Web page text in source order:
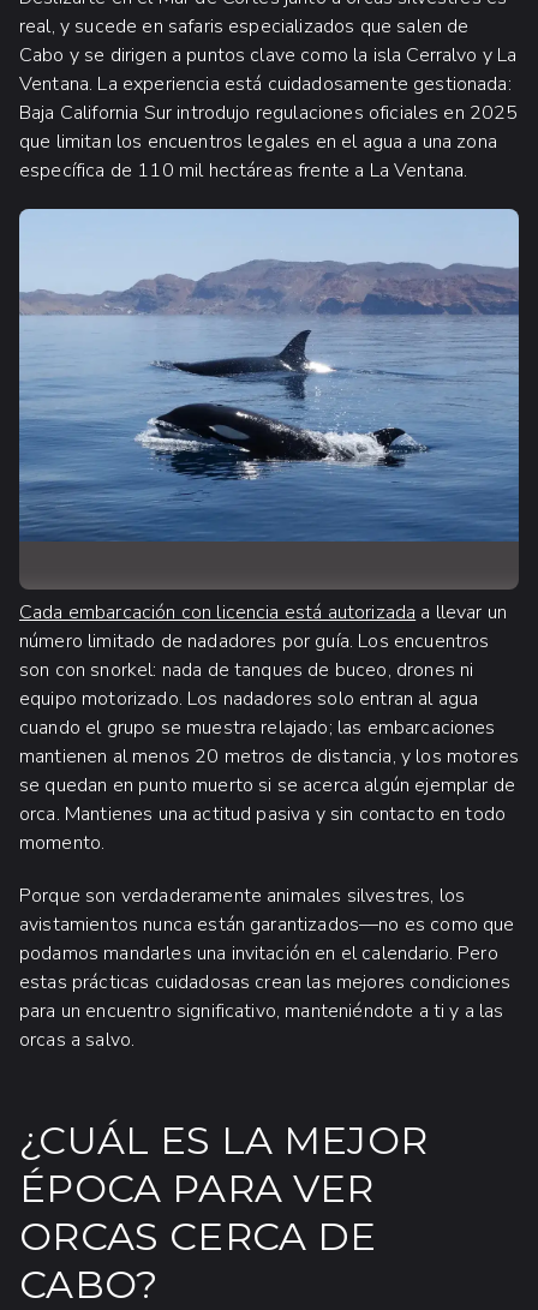
real, y sucede en safaris especializados que salen de
Cabo y se dirigen a puntos clave como la isla Cerralvo y La
Ventana. La experiencia está cuidadosamente gestionada:
Baja California Sur introdujo regulaciones oficiales en 2025
que limitan los encuentros legales en el agua a una zona
específica de 110 mil hectáreas frente a La Ventana.
Cada embarcación con licencia está autorizada a llevar un
número limitado de nadadores por guía. Los encuentros
son con snorkel: nada de tanques de buceo, drones ni
equipo motorizado. Los nadadores solo entran al agua
cuando el grupo se muestra relajado; las embarcaciones
mantienen al menos 20 metros de distancia, y los motores
se quedan en punto muerto si se acerca algún ejemplar de
orca. Mantienes una actitud pasiva y sin contacto en todo
momento.
Porque son verdaderamente animales silvestres, los
avistamientos nunca están garantizados—no es como que
podamos mandarles una invitación en el calendario. Pero
estas prácticas cuidadosas crean las mejores condiciones
para un encuentro significativo, manteniéndote a ti y a las
orcas a salvo.
¿CUÁL ES LA MEJOR
ÉPOCA PARA VER
ORCAS CERCA DE
CABO?